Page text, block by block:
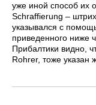
уже иной способ их
Schraffierung –
указывался с
приведенного ниже
Прибалтики видно,
Rohrer, тоже указан